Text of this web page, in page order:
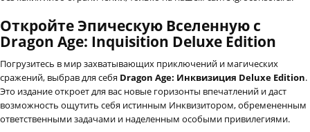
Откройте Эпическую Вселенную с
Dragon Age: Inquisition Deluxe Edition
Погрузитесь в мир захватывающих приключений и магических
сражений, выбрав для себя Dragon Age: Инквизиция Deluxe Edition.
Это издание откроет для вас новые горизонты впечатлений и даст
возможность ощутить себя истинным Инквизитором, обремененным
ответственными задачами и наделенным особыми привилегиями.